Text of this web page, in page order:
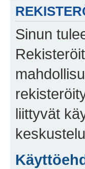
Sinun
liittyvät